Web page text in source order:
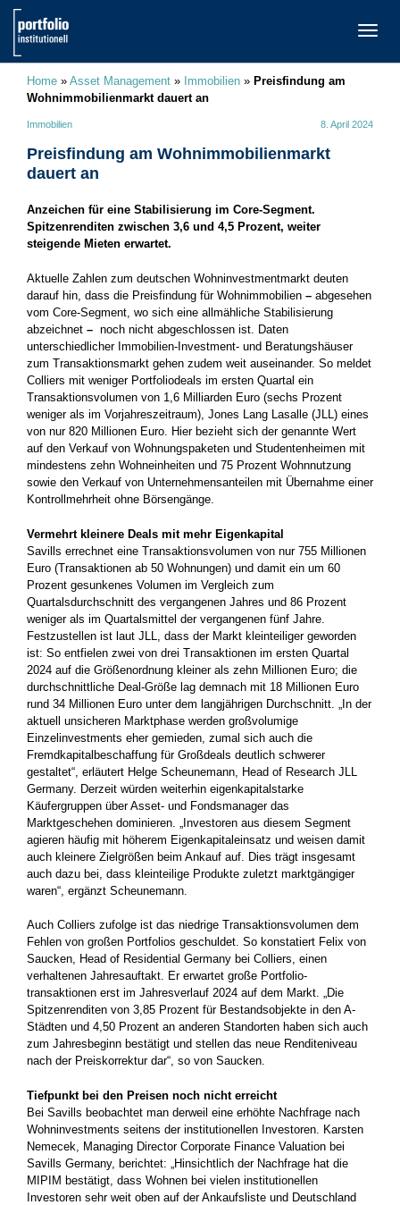
Home » Asset Management » Immobilien » Preisfindung am
Wohnimmobilienmarkt dauert an
Immobilien 8. April 2024
Preisfindung am Wohnimmobilienmarkt
dauert an
Anzeichen für eine Stabilisierung im Core-Segment.
Spitzenrenditen zwischen 3,6 und 4,5 Prozent, weiter
steigende Mieten erwartet.
Aktuelle Zahlen zum deutschen Wohninvestmentmarkt deuten
darauf hin, dass die Preisfindung für Wohnimmobilien – abgesehen
vom Core-Segment, wo sich eine allmähliche Stabilisierung
abzeichnet – noch nicht abgeschlossen ist. Daten
unterschiedlicher Immobilien-Investment- und Beratungshäuser
zum Transaktionsmarkt gehen zudem weit auseinander. So meldet
Colliers mit weniger Portfoliodeals im ersten Quartal ein
Transaktionsvolumen von 1,6 Milliarden Euro (sechs Prozent
weniger als im Vorjahreszeitraum), Jones Lang Lasalle (JLL) eines
von nur 820 Millionen Euro. Hier bezieht sich der genannte Wert
auf den Verkauf von Wohnungspaketen und Studentenheimen mit
mindestens zehn Wohneinheiten und 75 Prozent Wohnnutzung
sowie den Verkauf von Unternehmensanteilen mit Übernahme einer
Kontrollmehrheit ohne Börsengänge.
Vermehrt kleinere Deals mit mehr Eigenkapital
Savills errechnet eine Transaktionsvolumen von nur 755 Millionen
Euro (Transaktionen ab 50 Wohnungen) und damit ein um 60
Prozent gesunkenes Volumen im Vergleich zum
Quartalsdurchschnitt des vergangenen Jahres und 86 Prozent
weniger als im Quartalsmittel der vergangenen fünf Jahre.
Festzustellen ist laut JLL, dass der Markt kleinteiliger geworden
ist: So entfielen zwei von drei Transaktionen im ersten Quartal
2024 auf die Größenordnung kleiner als zehn Millionen Euro; die
durchschnittliche Deal-Größe lag demnach mit 18 Millionen Euro
rund 34 Millionen Euro unter dem langjährigen Durchschnitt. „In der
aktuell unsicheren Marktphase werden großvolumige
Einzelinvestments eher gemieden, zumal sich auch die
Fremdkapitalbeschaffung für Großdeals deutlich schwerer
gestaltet“, erläutert Helge Scheunemann, Head of Research JLL
Germany. Derzeit würden weiterhin eigenkapitalstarke
Käufergruppen über Asset- und Fondsmanager das
Marktgeschehen dominieren. „Investoren aus diesem Segment
agieren häufig mit höherem Eigenkapitaleinsatz und weisen damit
auch kleinere Zielgrößen beim Ankauf auf. Dies trägt insgesamt
auch dazu bei, dass kleinteilige Produkte zuletzt marktgängiger
waren“, ergänzt Scheunemann.
Auch Colliers zufolge ist das niedrige Transaktionsvolumen dem
Fehlen von großen Portfolios geschuldet. So konstatiert Felix von
Saucken, Head of Residential Germany bei Colliers, einen
verhaltenen Jahresauftakt. Er erwartet große Portfolio-
transaktionen erst im Jahresverlauf 2024 auf dem Markt. „Die
Spitzenrenditen von 3,85 Prozent für Bestandsobjekte in den A-
Städten und 4,50 Prozent an anderen Standorten haben sich auch
zum Jahresbeginn bestätigt und stellen das neue Renditeniveau
nach der Preiskorrektur dar“, so von Saucken.
Tiefpunkt bei den Preisen noch nicht erreicht
Bei Savills beobachtet man derweil eine erhöhte Nachfrage nach
Wohninvestments seitens der institutionellen Investoren. Karsten
Nemecek, Managing Director Corporate Finance Valuation bei
Savills Germany, berichtet: „Hinsichtlich der Nachfrage hat die
MIPIM bestätigt, dass Wohnen bei vielen institutionellen
Investoren sehr weit oben auf der Ankaufsliste und Deutschland